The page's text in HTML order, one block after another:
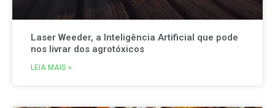
Laser Weeder, a Inteligência Artificial que pode
nos livrar dos agrotóxicos
LEIA MAIS »